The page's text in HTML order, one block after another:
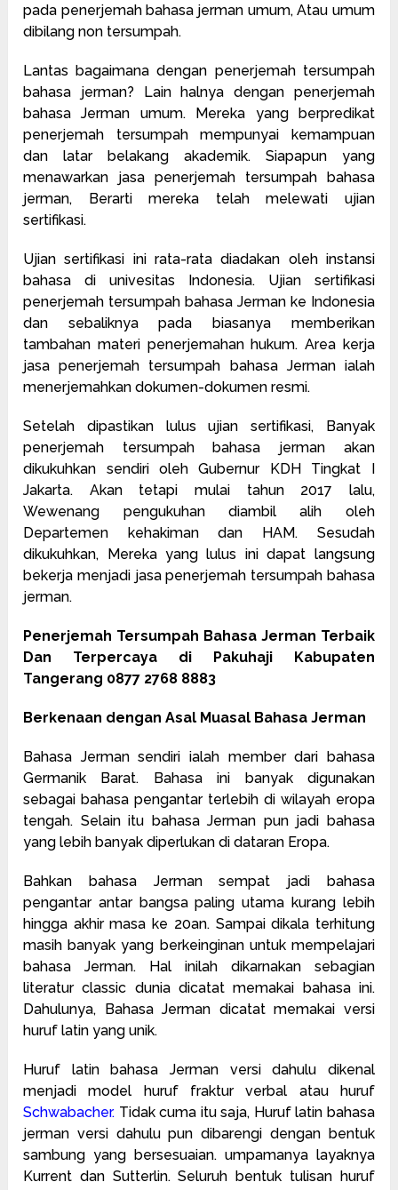
pada penerjemah bahasa jerman umum, Atau umum
dibilang non tersumpah.
Lantas bagaimana dengan penerjemah tersumpah
bahasa jerman? Lain halnya dengan penerjemah
bahasa Jerman umum. Mereka yang berpredikat
penerjemah tersumpah mempunyai kemampuan
dan latar belakang akademik. Siapapun yang
menawarkan jasa penerjemah tersumpah bahasa
jerman, Berarti mereka telah melewati ujian
sertifikasi.
Ujian sertifikasi ini rata-rata diadakan oleh instansi
bahasa di univesitas Indonesia. Ujian sertifikasi
penerjemah tersumpah bahasa Jerman ke Indonesia
dan sebaliknya pada biasanya memberikan
tambahan materi penerjemahan hukum. Area kerja
jasa penerjemah tersumpah bahasa Jerman ialah
menerjemahkan dokumen-dokumen resmi.
Setelah dipastikan lulus ujian sertifikasi, Banyak
penerjemah tersumpah bahasa jerman akan
dikukuhkan sendiri oleh Gubernur KDH Tingkat I
Jakarta. Akan tetapi mulai tahun 2017 lalu,
Wewenang pengukuhan diambil alih oleh
Departemen kehakiman dan HAM. Sesudah
dikukuhkan, Mereka yang lulus ini dapat langsung
bekerja menjadi jasa penerjemah tersumpah bahasa
jerman.
Penerjemah Tersumpah Bahasa Jerman Terbaik
Dan Terpercaya di Pakuhaji Kabupaten
Tangerang 0877 2768 8883
Berkenaan dengan Asal Muasal Bahasa Jerman
Bahasa Jerman sendiri ialah member dari bahasa
Germanik Barat. Bahasa ini banyak digunakan
sebagai bahasa pengantar terlebih di wilayah eropa
tengah. Selain itu bahasa Jerman pun jadi bahasa
yang lebih banyak diperlukan di dataran Eropa.
Bahkan bahasa Jerman sempat jadi bahasa
pengantar antar bangsa paling utama kurang lebih
hingga akhir masa ke 20an. Sampai dikala terhitung
masih banyak yang berkeinginan untuk mempelajari
bahasa Jerman. Hal inilah dikarnakan sebagian
literatur classic dunia dicatat memakai bahasa ini.
Dahulunya, Bahasa Jerman dicatat memakai versi
huruf latin yang unik.
Huruf latin bahasa Jerman versi dahulu dikenal
menjadi model huruf fraktur verbal atau huruf
Schwabacher. Tidak cuma itu saja, Huruf latin bahasa
jerman versi dahulu pun dibarengi dengan bentuk
sambung yang bersesuaian. umpamanya layaknya
Kurrent dan Sutterlin. Seluruh bentuk tulisan huruf